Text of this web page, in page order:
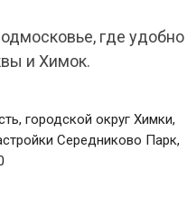
где удобно
и Химок.
городской округ Химки,
Середниково Парк,